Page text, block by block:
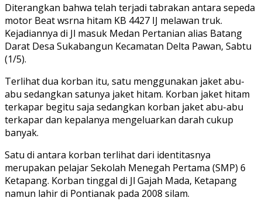
Diterangkan bahwa telah terjadi tabrakan antara sepeda
motor Beat wsrna hitam KB 4427 IJ melawan truk.
Kejadiannya di Jl masuk Medan Pertanian alias Batang
Darat Desa Sukabangun Kecamatan Delta Pawan, Sabtu
(1/5).
Terlihat dua korban itu, satu menggunakan jaket abu-
abu sedangkan satunya jaket hitam. Korban jaket hitam
terkapar begitu saja sedangkan korban jaket abu-abu
terkapar dan kepalanya mengeluarkan darah cukup
banyak.
Satu di antara korban terlihat dari identitasnya
merupakan pelajar Sekolah Menegah Pertama (SMP) 6
Ketapang. Korban tinggal di Jl Gajah Mada, Ketapang
namun lahir di Pontianak pada 2008 silam.